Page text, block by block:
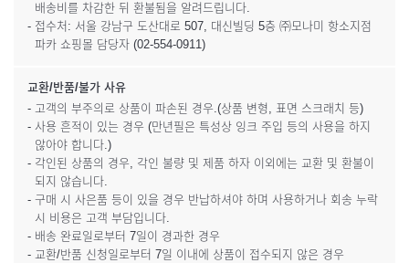
배송비를 차감한 뒤 환불됨을 알려드립니다.
- 접수처: 서울 강남구 도산대로 507, 대신빌딩 5층 ㈜모나미 항소지점
파카 쇼핑몰 담당자 (02-554-0911)
교환/반품/불가 사유
- 고객의 부주의로 상품이 파손된 경우.(상품 변형, 표면 스크래치 등)
- 사용 흔적이 있는 경우 (만년필은 특성상 잉크 주입 등의 사용을 하지
않아야 합니다.)
- 각인된 상품의 경우, 각인 불량 및 제품 하자 이외에는 교환 및 환불이
되지 않습니다.
- 구매 시 사은품 등이 있을 경우 반납하셔야 하며 사용하거나 회송 누락
시 비용은 고객 부담입니다.
- 배송 완료일로부터 7일이 경과한 경우
- 교환/반품 신청일로부터 7일 이내에 상품이 접수되지 않은 경우